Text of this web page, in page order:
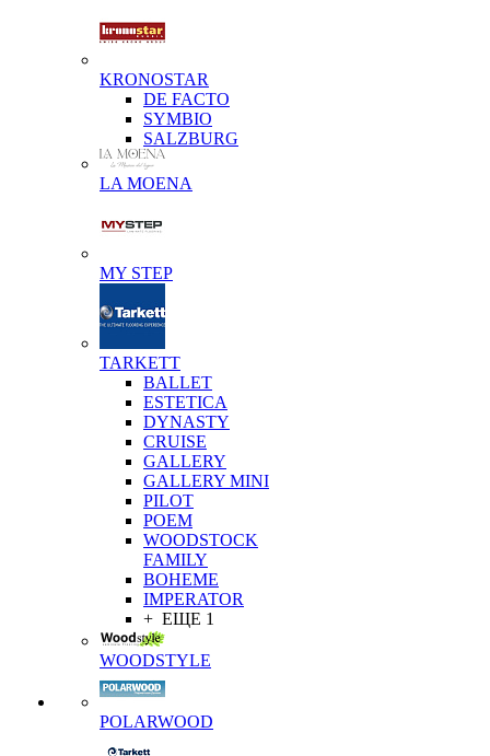
KRONOSTAR
DE FACTO
SYMBIO
SALZBURG
LA MOENA
MY STEP
TARKETT
BALLET
ESTETICA
DYNASTY
CRUISE
GALLERY
GALLERY MINI
PILOT
POEM
WOODSTOCK
FAMILY
BOHEME
IMPERATOR
+ ЕЩЕ 1
WOODSTYLE
POLARWOOD